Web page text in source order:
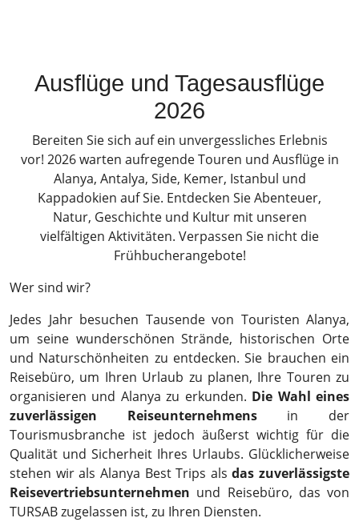
Ausflüge und Tagesausflüge
2026
Bereiten Sie sich auf ein unvergessliches Erlebnis
vor! 2026 warten aufregende Touren und Ausflüge in
Alanya, Antalya, Side, Kemer, Istanbul und
Kappadokien auf Sie. Entdecken Sie Abenteuer,
Natur, Geschichte und Kultur mit unseren
vielfältigen Aktivitäten. Verpassen Sie nicht die
Frühbucherangebote!
Wer sind wir?
Jedes Jahr besuchen Tausende von Touristen Alanya,
um seine wunderschönen Strände, historischen Orte
und Naturschönheiten zu entdecken. Sie brauchen ein
Reisebüro, um Ihren Urlaub zu planen, Ihre Touren zu
organisieren und Alanya zu erkunden. Die Wahl eines
zuverlässigen Reiseunternehmensin der
Tourismusbranche ist jedoch äußerst wichtig für die
Qualität und Sicherheit Ihres Urlaubs. Glücklicherweise
stehen wir als Alanya Best Trips alsdas zuverlässigste
Reisevertriebsunternehmen und Reisebüro, das von
TURSAB zugelassen ist, zu Ihren Diensten.